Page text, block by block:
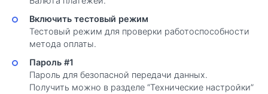
Включить тестовый режим
Тестовый режим для проверки работоспособности
метода оплаты.
Пароль #1
Пароль для безопасной передачи данных.
Получить можно в разделе “Технические настройки”